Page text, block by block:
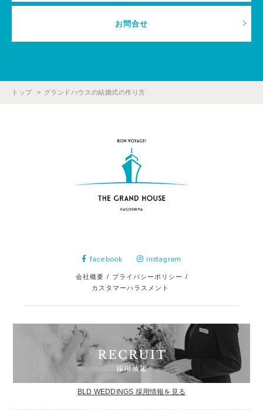
お問合せ
トップ グランドハウスの結婚式の作り方
facebook instagram
会社概要 / プライバシーポリシー /
カスタマーハラスメント
BLD WEDDINGS 採用情報を見る